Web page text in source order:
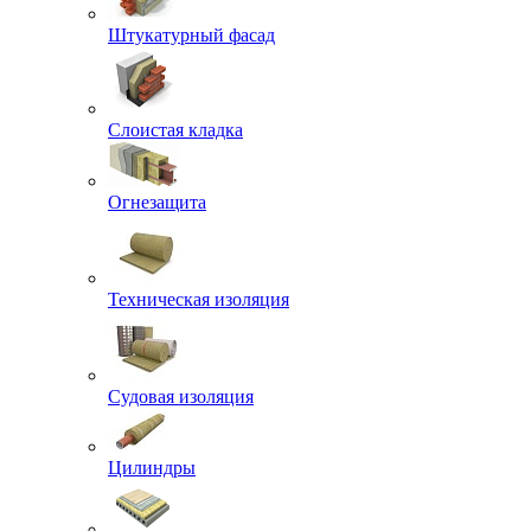
Штукатурный фасад
Слоистая кладка
Огнезащита
Техническая изоляция
Судовая изоляция
Цилиндры